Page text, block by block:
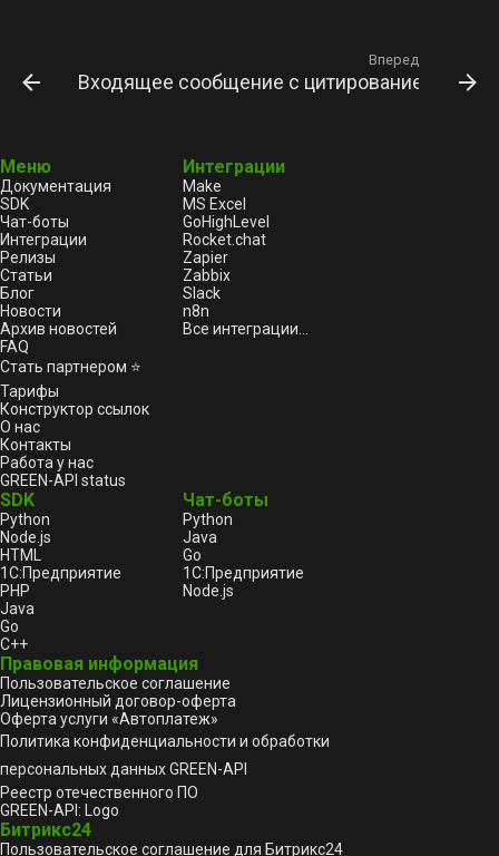
Вперед
Входящее сообщение с цитированием
Меню
Документация
SDK
Чат-боты
Интеграции
Релизы
Статьи
Блог
Новости
Архив новостей
FAQ
Стать партнером ⭐
Тарифы
Конструктор ссылок
О нас
Контакты
Работа у нас
GREEN-API status
Интеграции
Make
MS Excel
GoHighLevel
Rocket.chat
Zapier
Zabbix
Slack
n8n
Все интеграции...
SDK
Python
Node.js
HTML
1С:Предприятие
PHP
Java
Go
C++
Чат-боты
Python
Java
Go
1С:Предприятие
Node.js
Правовая информация
Пользовательское соглашение
Лицензионный договор-оферта
Оферта услуги «Автоплатеж»
Политика конфиденциальности и обработки
персональных данных GREEN-API
Реестр отечественного ПО
GREEN-API: Logo
Битрикс24
Пользовательское соглашение для Битрикс24